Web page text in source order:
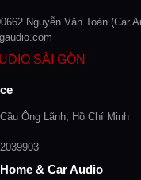
Nguyễn Văn Toàn (Car
SÀI GÒN
Ông Lãnh, Hồ Chí Minh
& Car Audio